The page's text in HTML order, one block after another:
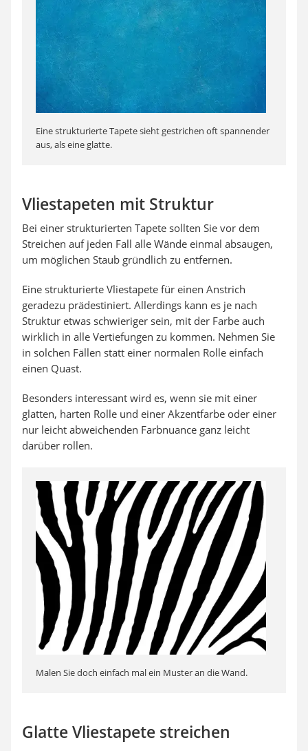
Eine strukturierte Tapete sieht gestrichen oft spannender
aus, als eine glatte.
Vliestapeten mit Struktur
Bei einer strukturierten Tapete sollten Sie vor dem
Streichen auf jeden Fall alle Wände einmal absaugen,
um möglichen Staub gründlich zu entfernen.
Eine strukturierte Vliestapete für einen Anstrich
geradezu prädestiniert. Allerdings kann es je nach
Struktur etwas schwieriger sein, mit der Farbe auch
wirklich in alle Vertiefungen zu kommen. Nehmen Sie
in solchen Fällen statt einer normalen Rolle einfach
einen Quast.
Besonders interessant wird es, wenn sie mit einer
glatten, harten Rolle und einer Akzentfarbe oder einer
nur leicht abweichenden Farbnuance ganz leicht
darüber rollen.
Malen Sie doch einfach mal ein Muster an die Wand.
Glatte Vliestapete streichen